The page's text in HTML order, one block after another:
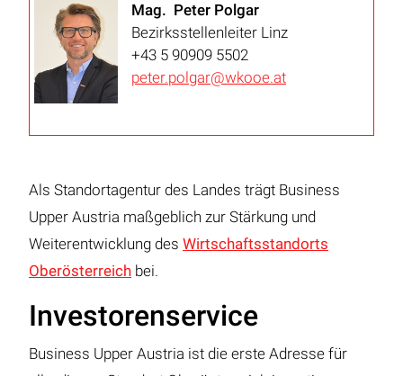
Mag. Peter Polgar
Bezirksstellenleiter Linz
+43 5 90909 5502
peter.polgar@wkooe.at
Als Standortagentur des Landes trägt Business
Upper Austria maßgeblich zur Stärkung und
Weiterentwicklung des Wirtschaftsstandorts
Oberösterreich bei.
Investorenservice
Business Upper Austria ist die erste Adresse für